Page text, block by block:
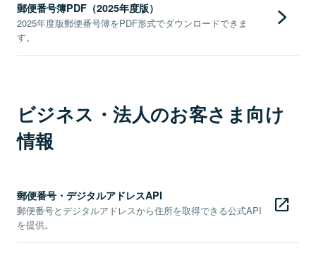
郵便番号簿PDF（2025年度版）
2025年度版郵便番号簿をPDF形式でダウンロードできま
す。
ビジネス・法人のお客さま向け
情報
郵便番号・デジタルアドレスAPI
郵便番号とデジタルアドレスから住所を取得できる公式API
を提供。